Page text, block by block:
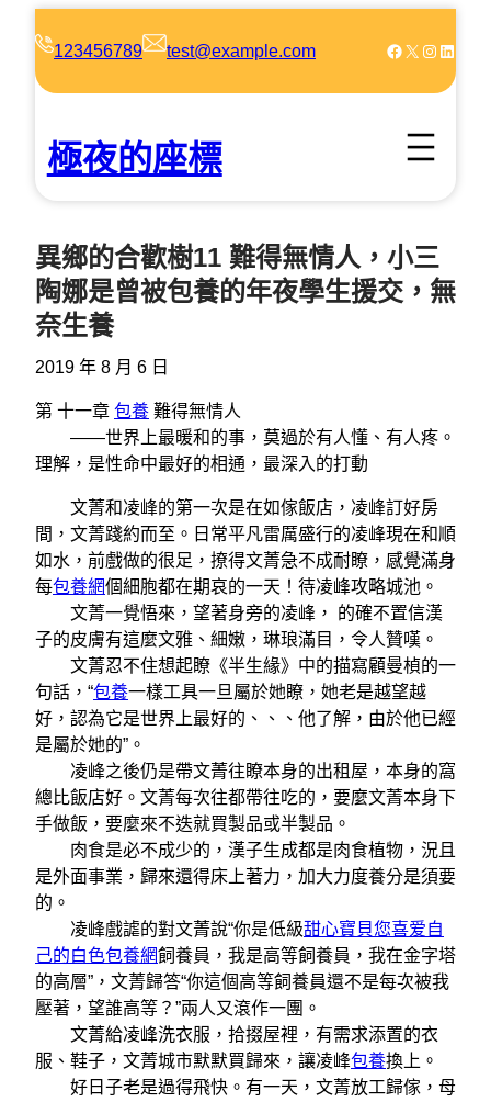
123456789 test@example.com Facebook X Instagram LinkedIn
極夜的座標
異鄉的合歡樹11 難得無情人，小三
陶娜是曾被包養的年夜學生援交，無
奈生養
2019 年 8 月 6 日
第 十一章 包養 難得無情人
——世界上最暖和的事，莫過於有人懂、有人疼。
理解，是性命中最好的相通，最深入的打動
文菁和凌峰的第一次是在如傢飯店，凌峰訂好房
間，文菁踐約而至。日常平凡雷厲盛行的凌峰現在和順
如水，前戲做的很足，撩得文菁急不成耐瞭，感覺滿身
每包養網個細胞都在期哀的一天！待凌峰攻略城池。
文菁一覺悟來，望著身旁的凌峰， 的確不置信漢
子的皮膚有這麼文雅、細嫩，琳琅滿目，令人贊嘆。
文菁忍不住想起瞭《半生緣》中的描寫顧曼楨的一
句話，“包養一樣工具一旦屬於她瞭，她老是越望越
好，認為它是世界上最好的、、、他了解，由於他已經
是屬於她的”。
凌峰之後仍是帶文菁往瞭本身的出租屋，本身的窩
總比飯店好。文菁每次往都帶往吃的，要麼文菁本身下
手做飯，要麼來不迭就買製品或半製品。
肉食是必不成少的，漢子生成都是肉食植物，況且
是外面事業，歸來還得床上著力，加大力度養分是須要
的。
凌峰戲謔的對文菁說“你是低級甜心寶貝您喜爱自
己的白色包養網飼養員，我是高等飼養員，我在金字塔
的高層”，文菁歸答“你這個高等飼養員還不是每次被我
壓著，望誰高等？”兩人又滾作一團。
文菁給凌峰洗衣服，拾掇屋裡，有需求添置的衣
服、鞋子，文菁城市默默買歸來，讓凌峰包養換上。
好日子老是過得飛快。有一天，文菁放工歸傢，母